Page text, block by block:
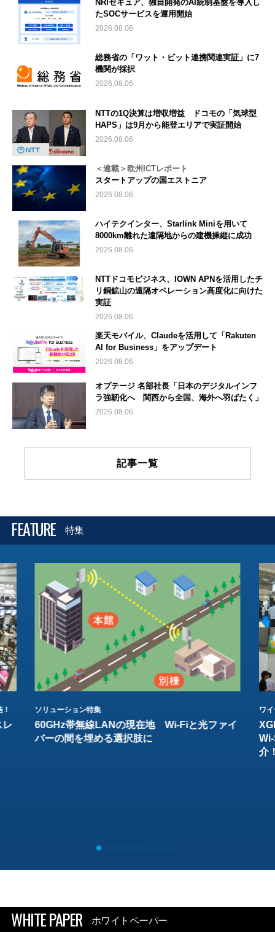
NRIセキュア、独自開発のAI統制基盤を導入し
たSOCサービスを運用開始
2026.08.06
総務省の「ワット・ビット連携関連実証」に7
機関が採択
2026.08.06
NTTの1Q決算は増収増益 ドコモの「気球型
HAPS」は9月から能登エリアで実証開始
2026.08.06
＜連載＞欧州ICTレポート
スタートアップの国エストニア
2026.08.06
ハイテクインター、Starlink Miniを用いて
8000km離れた遠隔地からの建機操縦に成功
2026.08.06
NTTドコモビジネス、IOWN APNを活用したチ
リ銅鉱山の遠隔オペレーション高度化に向けた
実証
2026.08.06
楽天モバイル、Claudeを活用して「Rakuten
AI for Business」をアップデート
2026.08.06
オプテージ 名部社長「日本のデジタルインフ
ラ強靭化へ 関西から全国、海外へ羽ばたく」
2026.08.06
記事一覧
FEATURE 特集
レ
ソリューション特集
60GHz帯無線LANの現在地 Wi-Fiと光ファイ
バーの間を埋める選択肢に
ワ
介
WHITE PAPER ホワイトペーパー